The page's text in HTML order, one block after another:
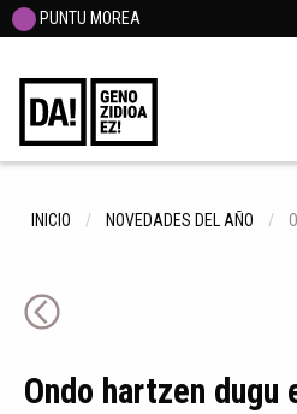
PUNTU MOREA
INICIO NOVEDADES DEL AÑO
Ondo hartzen dugu